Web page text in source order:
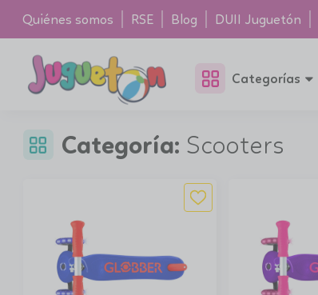
Quiénes somos RSE Blog DUII Juguetón
Categorías
Categoría: Scooters